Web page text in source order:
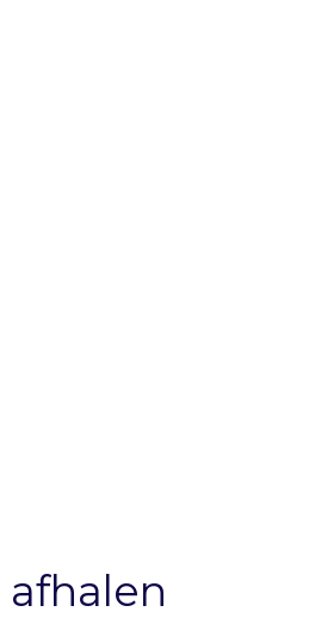
afhalen